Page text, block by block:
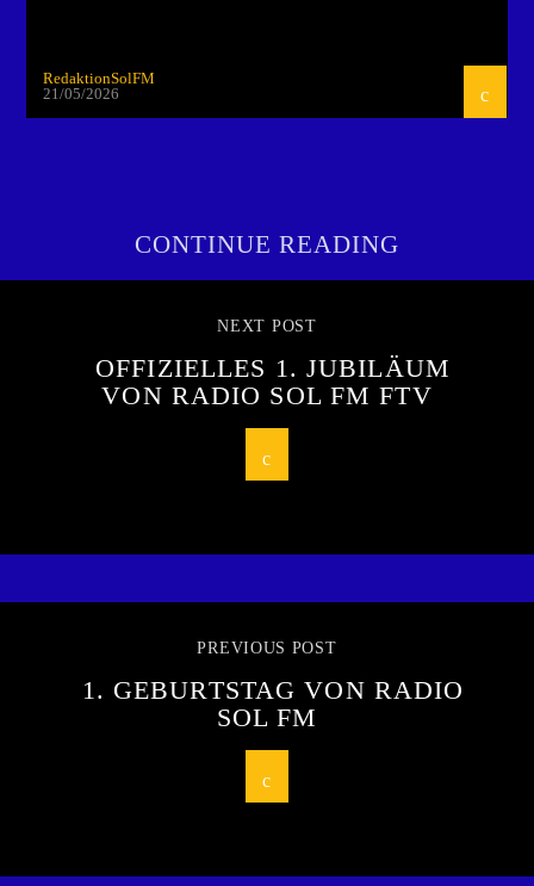
RedaktionSolFM
21/05/2026
CONTINUE READING
NEXT POST
OFFIZIELLES 1. JUBILÄUM
VON RADIO SOL FM FTV
PREVIOUS POST
1. GEBURTSTAG VON RADIO
SOL FM